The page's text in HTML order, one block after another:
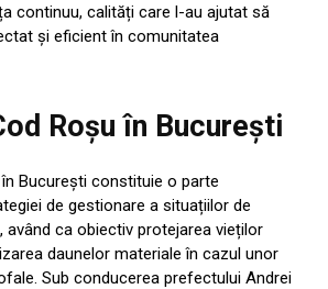
continuu, calități care l-au ajutat să
și eficient în comunitatea
Roșu în București
București constituie o parte
de gestionare a situațiilor de
având ca obiectiv protejarea vieților
daunelor materiale în cazul unor
Sub conducerea prefectului Andrei